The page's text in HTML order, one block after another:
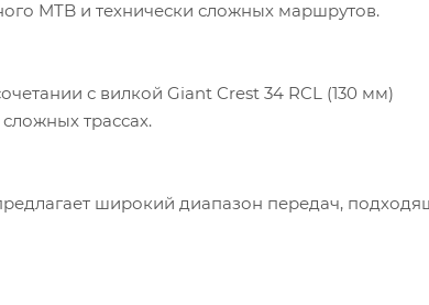
MTB и технически сложных маршрутов.
с вилкой Giant Crest 34 RCL (130 мм)
трассах.
предлагает широкий диапазон передач,